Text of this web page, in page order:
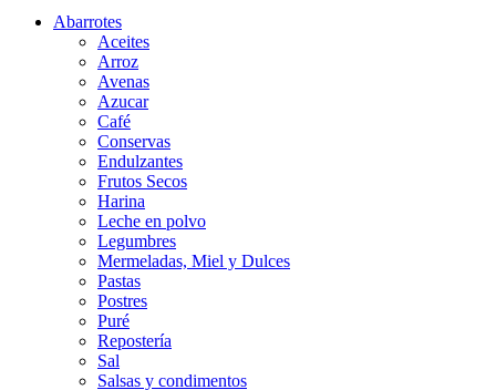
Abarrotes
Aceites
Arroz
Avenas
Azucar
Café
Conservas
Endulzantes
Frutos Secos
Harina
Leche en polvo
Legumbres
Mermeladas, Miel y Dulces
Pastas
Postres
Puré
Repostería
Sal
Salsas y condimentos